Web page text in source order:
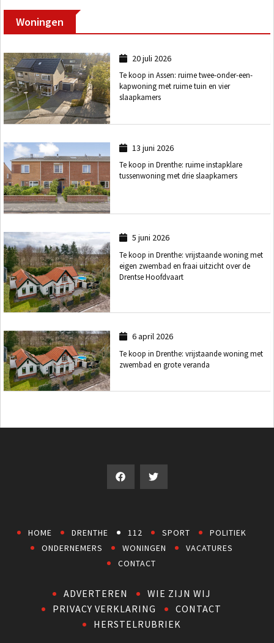
Woningen
20 juli 2026
Te koop in Assen: ruime twee-onder-een-
kapwoning met ruime tuin en vier
slaapkamers
13 juni 2026
Te koop in Drenthe: ruime instapklare
tussenwoning met drie slaapkamers
5 juni 2026
Te koop in Drenthe: vrijstaande woning met
eigen zwembad en fraai uitzicht over de
Drentse Hoofdvaart
6 april 2026
Te koop in Drenthe: vrijstaande woning met
zwembad en grote veranda
HOME DRENTHE 112 SPORT
POLITIEK
ONDERNEMERS
WONINGEN
VACATURES
CONTACT
ADVERTEREN
WIE ZIJN WIJ
PRIVACY VERKLARING
CONTACT
HERSTELRUBRIEK